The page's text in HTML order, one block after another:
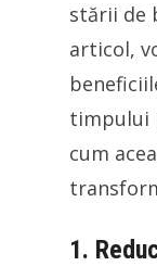
stării de
articol,
timpului
cum
1.